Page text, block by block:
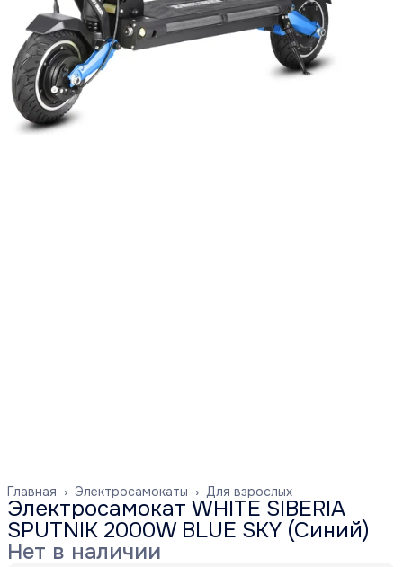
Для взрослых
Электросамокаты ›
Главная ›
Электросамокат WHITE SIBERIA
SPUTNIK 2000W BLUE SKY (Синий)
Нет в наличии